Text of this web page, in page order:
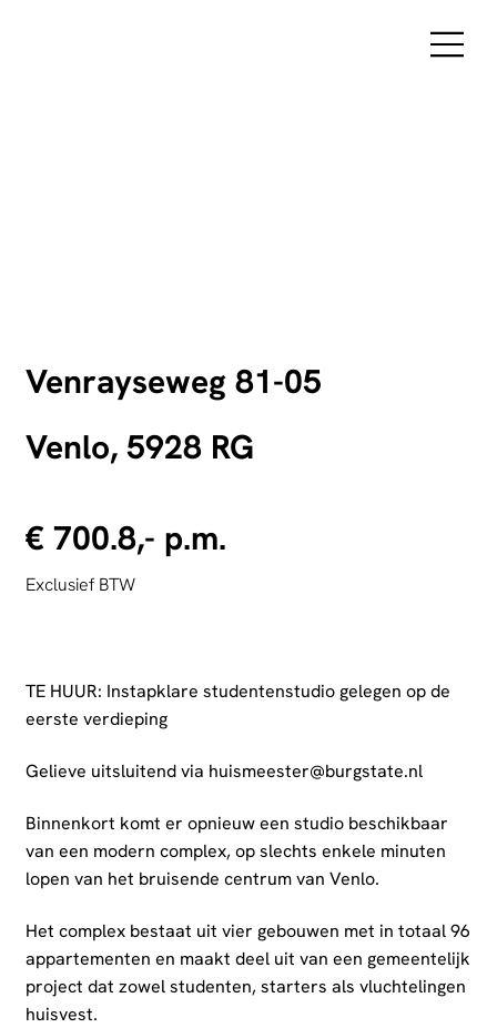
Venrayseweg 81-05
Venlo, 5928 RG
€ 700.8,- p.m.
Exclusief BTW
TE HUUR: Instapklare studentenstudio gelegen op de
eerste verdieping
Gelieve uitsluitend via huismeester@burgstate.nl
Binnenkort komt er opnieuw een studio beschikbaar
van een modern complex, op slechts enkele minuten
lopen van het bruisende centrum van Venlo.
Het complex bestaat uit vier gebouwen met in totaal 96
appartementen en maakt deel uit van een gemeentelijk
project dat zowel studenten, starters als vluchtelingen
huisvest.